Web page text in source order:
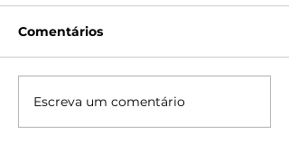
Perfil Highline
Comentários
Escreva um comentário